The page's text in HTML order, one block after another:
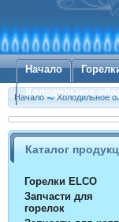
Начало
Холодильное
Начало Холодильное
Каталог
Горелки ELCO
Запчасти для
горелок